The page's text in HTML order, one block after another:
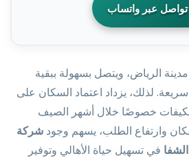
عبر واتساب
الرياض، ويتصل بسهولة ببقية
لذلك، يزداد اعتماد السكان على
خصوصًا خلال أشهر الصيف
وارتفاع الطلب، يسهم وجود شركة
في تسهيل حياة الأهالي وتوفير